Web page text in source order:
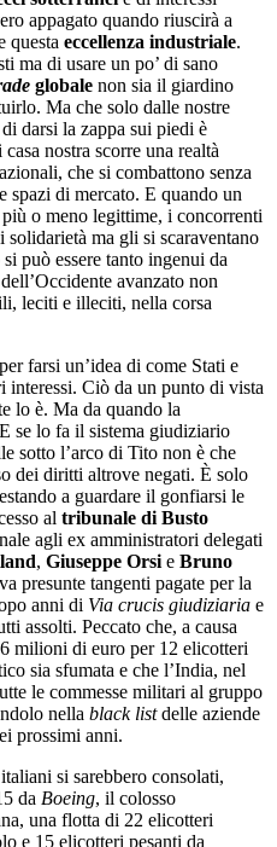
appagato quando riuscirà a
questa eccellenza industriale.
ma di usare un po’ di sano
globale non sia il giardino
Ma che solo dalle nostre
darsi la zappa sui piedi è
nostra scorre una realtà
che si combattono senza
spazi di mercato. E quando un
o meno legittime, i concorrenti
ma gli si scaraventano
può essere tanto ingenui da
avanzato non
leciti e illeciti, nella corsa
per farsi un’idea di come Stati e
Ciò da un punto di vista
lo è. Ma da quando la
se lo fa il sistema giudiziario
sotto l’arco di Tito non è che
dei diritti altrove negati. È solo
a guardare il gonfiarsi le
al tribunale di Busto
agli ex amministratori delegati
, Giuseppe Orsi e Bruno
presunte tangenti pagate per la
anni di Via crucis giudiziaria e
assolti. Peccato che, a causa
milioni di euro per 12 elicotteri
sia sfumata e che l’India, nel
le commesse militari al gruppo
nella black listdelle aziende
prossimi anni.
si sarebbero consolati,
da Boeing, il colosso
una flotta di 22 elicotteri
e 15 elicotteri pesanti da